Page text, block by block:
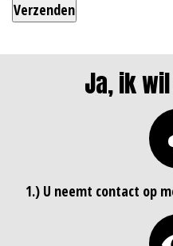
Ja, ik
1.) U neemt contact op